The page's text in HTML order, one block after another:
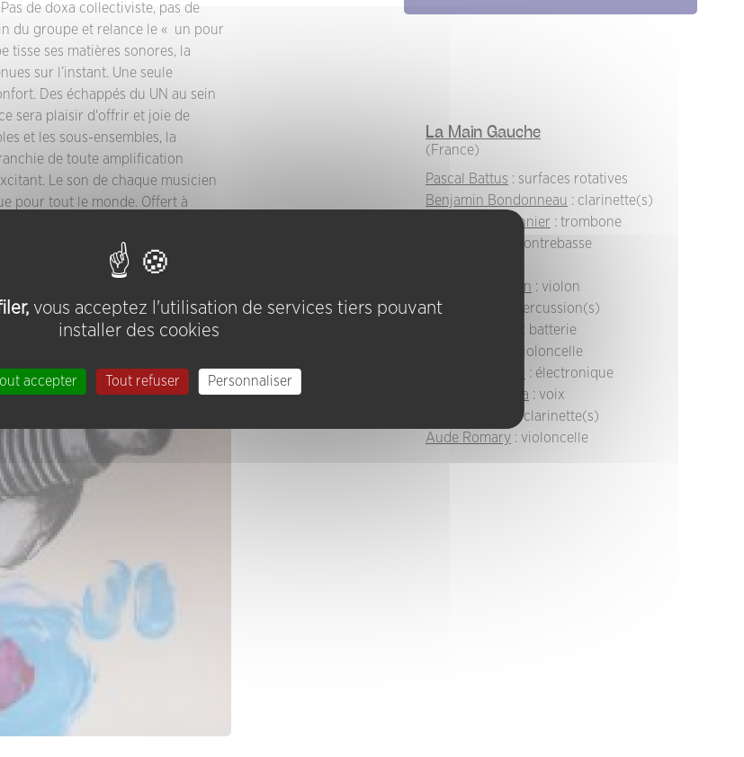
de doxa collectiviste, pas de
du groupe et relance le « un pour
tisse ses matières sonores, la
sur l’instant. Une seule
Des échappés du UN au sein
sera plaisir d'offrir et joie de
et les sous-ensembles, la
de toute amplification
Le son de chaque musicien
pour tout le monde. Offert à
La Main Gauche
(France)
Pascal Battus : surfaces rotatives
Benjamin Bondonneau : clarinette(s)
Patrick Charbonnier : trombone
: contrebasse
Anouck Genthon : violon
Benoit Kilian
: percussion(s)
: batterie
: violoncelle
: électronique
Natacha Musléra : voix
: clarinette(s)
Aude Romary : violoncelle
vous acceptez l'utilisation de services tiers pouvant
installer des cookies
Tout accepter Tout refuser Personnaliser